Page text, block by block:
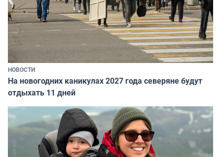
НОВОСТИ
На новогодних каникулах 2027 года северяне будут
отдыхать 11 дней